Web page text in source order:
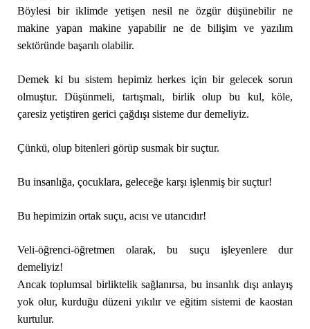
Böylesi bir iklimde yetişen nesil ne özgür düşünebilir ne
makine yapan makine yapabilir ne de bilişim ve yazılım
sektöründe başarılı olabilir.
Demek ki bu sistem hepimiz herkes için bir gelecek sorun
olmuştur. Düşünmeli, tartışmalı, birlik olup bu kul, köle,
çaresiz yetiştiren gerici çağdışı sisteme dur demeliyiz.
Çünkü, olup bitenleri görüp susmak bir suçtur.
Bu insanlığa, çocuklara, geleceğe karşı işlenmiş bir suçtur!
Bu hepimizin ortak suçu, acısı ve utancıdır!
Veli-öğrenci-öğretmen olarak, bu suçu işleyenlere dur
demeliyiz!
Ancak toplumsal birliktelik sağlanırsa, bu insanlık dışı anlayış
yok olur, kurduğu düzeni yıkılır ve eğitim sistemi de kaostan
kurtulur.